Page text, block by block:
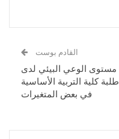
القادم بوست
مستوى الوعي البيئي لدى
طلبة كلية التربية الأساسية
في بعض المتغيرات